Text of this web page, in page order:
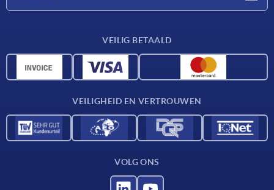
CAD-gegevens
VEILIG BETAALD
VEILIGHEID EN VERTROUWEN
VOLG ONS